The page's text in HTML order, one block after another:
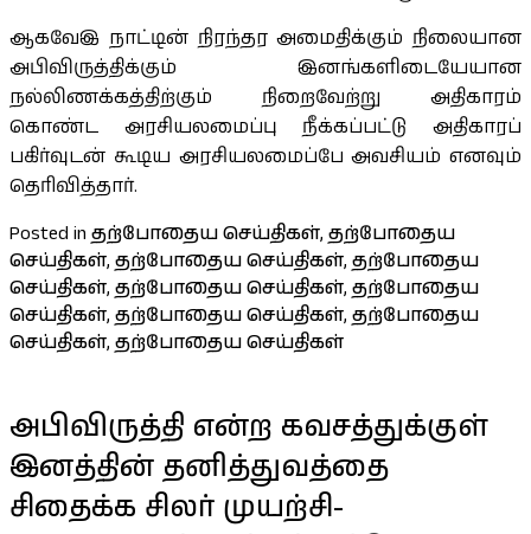
ஆகவேஇ நாட்டின் நிரந்தர அமைதிக்கும் நிலையான
அபிவிருத்திக்கும் இனங்களிடையேயான
நல்லிணக்கத்திற்கும் நிறைவேற்று அதிகாரம்
கொண்ட அரசியலமைப்பு நீக்கப்பட்டு அதிகாரப்
பகிர்வுடன் கூடிய அரசியலமைப்பே அவசியம் எனவும்
தெரிவித்தார்.
Posted in தற்போதைய செய்திகள், தற்போதைய
செய்திகள், தற்போதைய செய்திகள், தற்போதைய
செய்திகள், தற்போதைய செய்திகள், தற்போதைய
செய்திகள், தற்போதைய செய்திகள், தற்போதைய
செய்திகள், தற்போதைய செய்திகள்
அபிவிருத்தி என்ற கவசத்துக்குள்
இனத்தின் தனித்துவத்தை
சிதைக்க சிலர் முயற்சி-